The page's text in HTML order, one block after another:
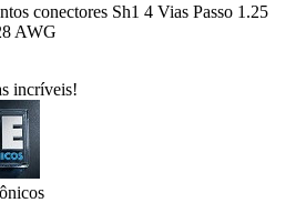
conectores Sh1 4 Vias Passo 1.25
AWG
incríveis!